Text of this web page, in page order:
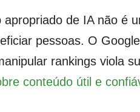
de IA não é
pessoas. O
rankings viola
conteúdo útil e